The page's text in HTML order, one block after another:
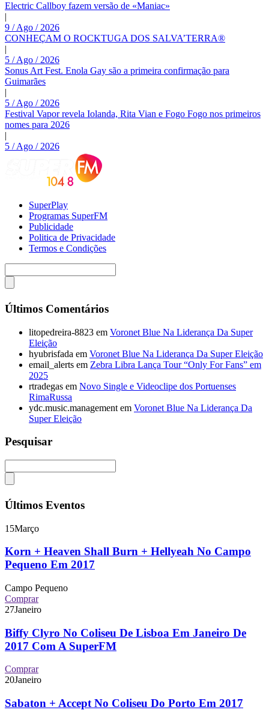
Electric Callboy fazem versão de «Maniac»
|
9 / Ago / 2026
CONHEÇAM O ROCKTUGA DOS SALVA’TERRA®
|
5 / Ago / 2026
Sonus Art Fest. Enola Gay são a primeira confirmação para
Guimarães
|
5 / Ago / 2026
Festival Vapor revela Iolanda, Rita Vian e Fogo Fogo nos primeiros
nomes para 2026
|
5 / Ago / 2026
SuperPlay
Programas SuperFM
Publicidade
Politica de Privacidade
Termos e Condições
Últimos Comentários
litopedreira-8823 em Voronet Blue Na Liderança Da Super
Eleição
hyubrisfada em Voronet Blue Na Liderança Da Super Eleição
email_alerts em Zebra Libra Lança Tour “Only For Fans” em
2025
rtradegas em Novo Single e Videoclipe dos Portuenses
RimaRussa
ydc.music.management em Voronet Blue Na Liderança Da
Super Eleição
Pesquisar
Últimos Eventos
15Março
Korn + Heaven Shall Burn + Hellyeah No Campo
Pequeno Em 2017
Campo Pequeno
Comprar
27Janeiro
Biffy Clyro No Coliseu De Lisboa Em Janeiro De
2017 Com A SuperFM
Comprar
20Janeiro
Sabaton + Accept No Coliseu Do Porto Em 2017